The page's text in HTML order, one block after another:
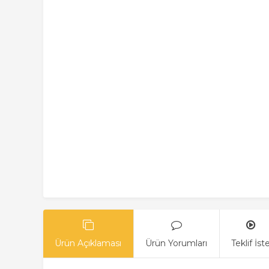
Ürün Açıklaması Ürün Yorumları Teklif